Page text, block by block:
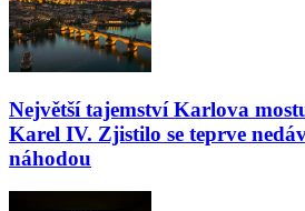
Největší tajemství Karlova
Karel IV. Zjistilo se teprve
náhodou